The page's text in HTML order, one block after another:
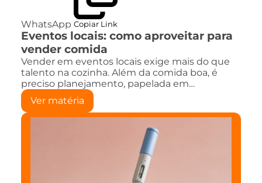
WhatsApp Copiar Link
Eventos locais: como aproveitar para
vender comida
Vender em eventos locais exige mais do que
talento na cozinha. Além da comida boa, é
preciso planejamento, papelada em…
Ver matéria